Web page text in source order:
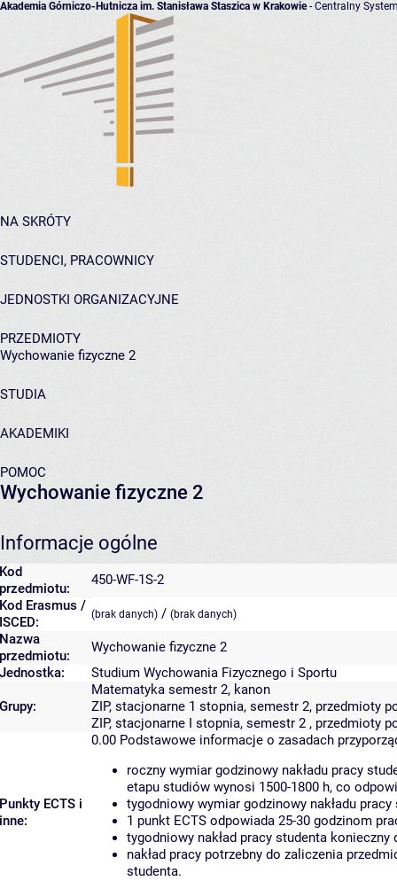
Akademia Górniczo-Hutnicza im. Stanisława Staszica w Krakowie- Centralny
NA SKRÓTY
STUDENCI, PRACOWNICY
JEDNOSTKI ORGANIZACYJNE
PRZEDMIOTY
Wychowanie fizyczne 2
STUDIA
AKADEMIKI
POMOC
Wychowanie fizyczne 2
Informacje ogólne
Kod
przedmiotu:
450-WF-1S-2
Kod Erasmus /
ISCED:
(brak danych) / (brak danych)
Nazwa
przedmiotu:
Wychowanie fizyczne 2
Jednostka:
Studium Wychowania Fizycznego i Sportu
Grupy:
Matematyka semestr 2, kanon
ZIP, stacjonarne 1 stopnia, semestr 2, przedmioty
ZIP, stacjonarne I stopnia, semestr 2 , przedmioty
Punkty ECTS i
inne:
0.00 Podstawowe informacje o zasadach
roczny wymiar godzinowy nakładu pracy
etapu studiów wynosi 1500-1800 h, co
tygodniowy wymiar godzinowy nakładu
1 punkt ECTS odpowiada 25-30 godzinom
tygodniowy nakład pracy studenta
nakład pracy potrzebny do zaliczenia
studenta.